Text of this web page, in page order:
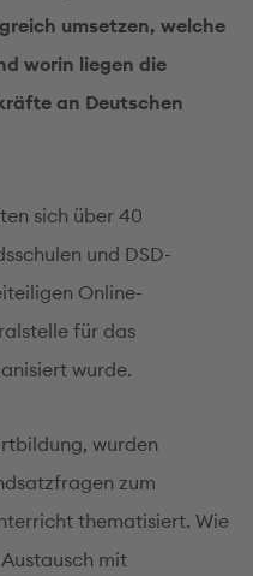
umsetzen, welche
worin liegen die
an Deutschen
sich über 40
und DSD-
Online-
für das
wurde.
wurden
zum
thematisiert. Wie
mit